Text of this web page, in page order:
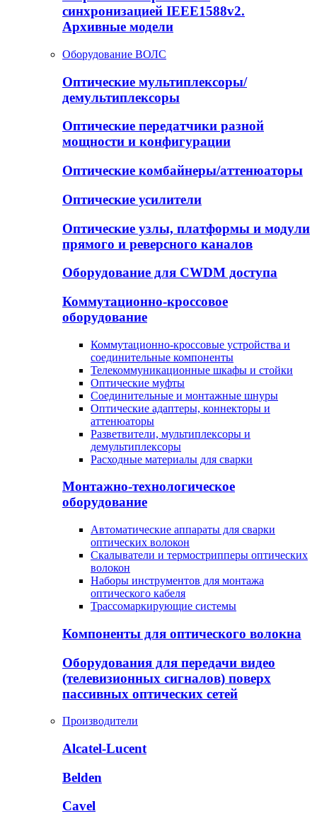
синхронизацией IEEE1588v2.
Архивные модели
Оборудование ВОЛС
Оптические мультиплексоры/
демультиплексоры
Оптические передатчики разной
мощности и конфигурации
Оптические комбайнеры/аттенюаторы
Оптические усилители
Оптические узлы, платформы и модули
прямого и реверсного каналов
Оборудование для CWDM доступа
Коммутационно-кроссовое
оборудование
Коммутационно-кроссовые устройства и
соединительные компоненты
Телекоммуникационные шкафы и стойки
Оптические муфты
Соединительные и монтажные шнуры
Оптические адаптеры, коннекторы и
аттенюаторы
Разветвители, мультиплексоры и
демультиплексоры
Расходные материалы для сварки
Монтажно-технологическое
оборудование
Автоматические аппараты для сварки
оптических волокон
Cкалыватели и термострипперы оптических
волокон
Наборы инструментов для монтажа
оптического кабеля
Трассомаркирующие системы
Компоненты для оптического волокна
Оборудования для передачи видео
(телевизионных сигналов) поверх
пассивных оптических сетей
Производители
Alcatel-Lucent
Belden
Cavel